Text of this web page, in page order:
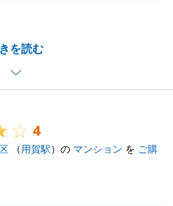
を読む
。重ねて御礼申し上げま
売却についても、お力にな
申し上げます。
4
（ 用賀駅）の マンション を ご購